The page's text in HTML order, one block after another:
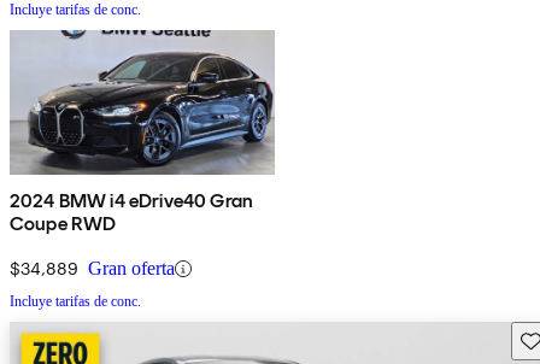
Incluye tarifas de conc.
2024 BMW i4 eDrive40 Gran
Coupe RWD
$34,889 Gran oferta
Incluye tarifas de conc.